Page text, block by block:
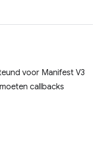
voor Manifest V3
callbacks